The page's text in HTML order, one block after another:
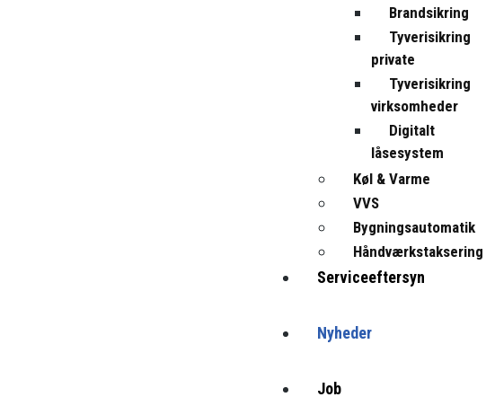
Brandsikring
Tyverisikring
private
Tyverisikring
virksomheder
Digitalt
låsesystem
Køl & Varme
VVS
Bygningsautomatik
Håndværkstaksering
Serviceeftersyn
Nyheder
Job